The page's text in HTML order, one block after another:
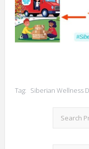
Tag: Siberian Wellness